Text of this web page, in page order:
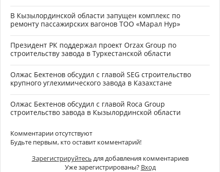
В Кызылординской области запущен комплекс по
ремонту пассажирских вагонов ТОО «Марал Нур»
Президент РК поддержал проект Orzax Group по
строительству завода в Туркестанской области
Олжас Бектенов обсудил с главой SEG строительство
крупного углехимического завода в Казахстане
Олжас Бектенов обсудил с главой Roca Group
строительство завода в Кызылординской области
Комментарии отсутствуют
Будьте первым, кто оставит комментарий!
Зарегистрируйтесь для добавления комментариев
Уже зарегистрированы? Вход